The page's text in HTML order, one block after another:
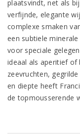
plaatsvindt, net als
verfijnde, elegante
complexe smaken
een subtiele
voor speciale
ideaal als aperitief of
zeevruchten,
en diepte heeft
de topmousserende